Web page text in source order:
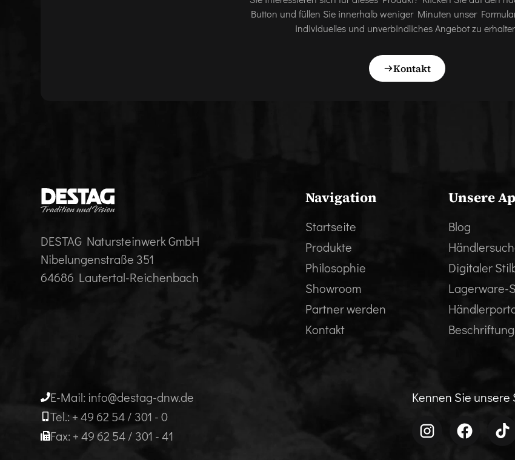
Button und füllen Sie innerhalb weniger Minuten unser
individuelles und unverbindliches Angebot zu
Kontakt
DESTAG Natursteinwerk GmbH
Nibelungenstraße 351
64686 Lautertal-Reichenbach
Navigation
Startseite
Produkte
Philosophie
Showroom
Partner werden
Kontakt
Unsere
Blog
Digitaler
Lagerware-
E-Mail: info@destag-dnw.de
Tel.: + 49 62 54 / 301 - 0
Fax: + 49 62 54 / 301 - 41
Kennen Sie